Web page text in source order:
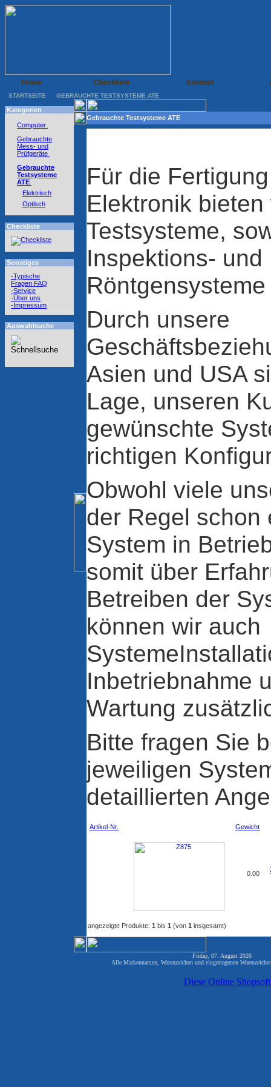
Home Checkliste Kontakt
STARTSEITE GEBRAUCHTE TESTSYSTEME ATE
Kategorien
Computer
Gebrauchte
Mess- und
Prüfgeräte
Gebrauchte
Testsysteme
ATE
Elektrisch
Optisch
Checkliste
Sonstiges
-Typische
Fragen FAQ
-Service
-Über uns
-Impressum
Auswahlsuche
Gebrauchte Testsysteme ATE
Für die
Elektronik
Testsysteme,
Inspektions- und
Durch unsere
Asien und USA
Lage, unseren
gewünschte
richtigen
Obwohl viele
der Regel schon
System in
somit über
Betreiben der
können wir auch
Inbetriebnahme
Wartung
Bitte fragen Sie
jeweiligen
detaillierten
Artikel-Nr. Gewicht
0.00
angezeigte Produkte: 1 bis 1 (von 1 insgesamt)
Friday, 07. August 2026
Alle Markennamen, Warenzeichen und eingetragenen
Diese Online